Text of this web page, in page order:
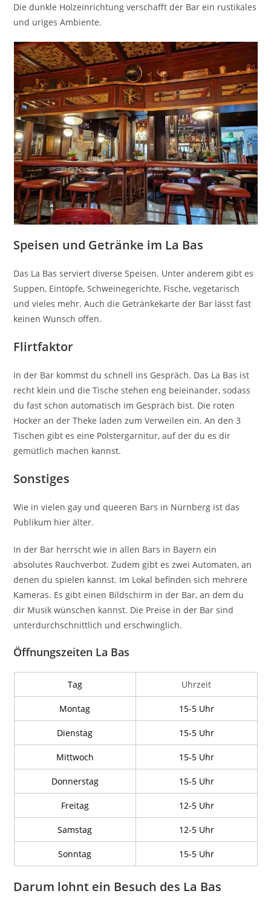
Die dunkle Holzeinrichtung verschafft der Bar ein rustikales
und uriges Ambiente.
Speisen und Getränke im La Bas
Das La Bas serviert diverse Speisen. Unter anderem gibt es
Suppen, Eintöpfe, Schweinegerichte, Fische, vegetarisch
und vieles mehr. Auch die Getränkekarte der Bar lässt fast
keinen Wunsch offen.
Flirtfaktor
In der Bar kommst du schnell ins Gespräch. Das La Bas ist
recht klein und die Tische stehen eng beieinander, sodass
du fast schon automatisch im Gespräch bist. Die roten
Hocker an der Theke laden zum Verweilen ein. An den 3
Tischen gibt es eine Polstergarnitur, auf der du es dir
gemütlich machen kannst.
Sonstiges
Wie in vielen gay und queeren Bars in Nürnberg ist das
Publikum hier älter.
In der Bar herrscht wie in allen Bars in Bayern ein
absolutes Rauchverbot. Zudem gibt es zwei Automaten, an
denen du spielen kannst. Im Lokal befinden sich mehrere
Kameras. Es gibt einen Bildschirm in der Bar, an dem du
dir Musik wünschen kannst. Die Preise in der Bar sind
unterdurchschnittlich und erschwinglich.
Öffnungszeiten La Bas
Tag Uhrzeit
Montag 15-5 Uhr
Dienstag 15-5 Uhr
Mittwoch 15-5 Uhr
Donnerstag 15-5 Uhr
Freitag 12-5 Uhr
Samstag 12-5 Uhr
Sonntag 15-5 Uhr
Darum lohnt ein Besuch des La Bas